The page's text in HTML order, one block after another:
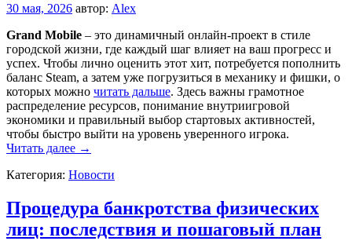
30 мая, 2026 автор: Alex
Grand Mobile – это динамичный онлайн-проект в стиле
городской жизни, где каждый шаг влияет на ваш прогресс и
успех. Чтобы лично оценить этот хит, потребуется пополнить
баланс Steam, а затем уже погрузиться в механику и фишки, о
которых можно читать дальше. Здесь важны грамотное
распределение ресурсов, понимание внутриигровой
экономики и правильный выбор стартовых активностей,
чтобы быстро выйти на уровень уверенного игрока.
Читать далее Гайд
Grand
тактики
боя
прокачка
→
Категория: Новости
Процедура банкротства физических
лиц: последствия и пошаговый план